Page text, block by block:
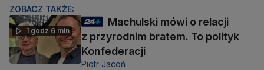
ZOBACZ TAKŻE:
1 godz 6 min
Machulski mówi o relacji
z przyrodnim bratem. To polityk
Konfederacji
Piotr Jacoń